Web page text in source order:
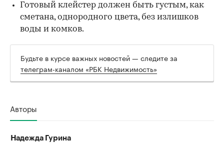
Готовый клейстер должен быть густым, как
сметана, однородного цвета, без излишков
воды и комков.
Будьте в курсе важных новостей — следите за
телеграм-каналом «РБК Недвижимость»
Авторы
Надежда Гурина